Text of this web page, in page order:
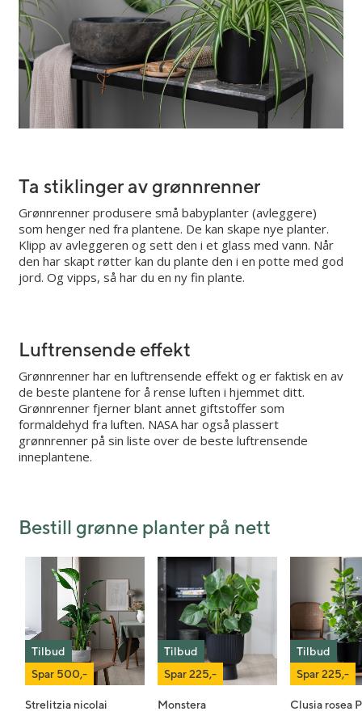
Ta stiklinger av grønnrenner
Grønnrenner produsere små babyplanter (avleggere)
som henger ned fra plantene. De kan skape nye planter.
Klipp av avleggeren og sett den i et glass med vann. Når
den har skapt røtter kan du plante den i en potte med god
jord. Og vipps, så har du en ny fin plante.
Luftrensende effekt
Grønnrenner har en luftrensende effekt og er faktisk en av
de beste plantene for å rense luften i hjemmet ditt.
Grønnrenner fjerner blant annet giftstoffer som
formaldehyd fra luften. NASA har også plassert
grønnrenner på sin liste over de beste luftrensende
inneplantene.
Bestill grønne planter på nett
Tilbud
Spar 500,-
Strelitzia nicolai
Tilbud
Spar 225,-
Monstera
Tilbud
Spar 225,-
Clusia rosea